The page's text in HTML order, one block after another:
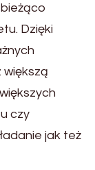
Dzięki
większą
czy
jak też